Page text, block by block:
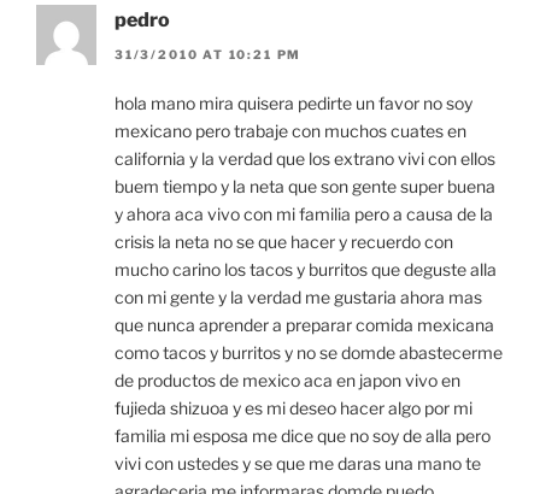
pedro
31/3/2010 AT 10:21 PM
hola mano mira quisera pedirte un favor no soy
mexicano pero trabaje con muchos cuates en
california y la verdad que los extrano vivi con ellos
buem tiempo y la neta que son gente super buena
y ahora aca vivo con mi familia pero a causa de la
crisis la neta no se que hacer y recuerdo con
mucho carino los tacos y burritos que deguste alla
con mi gente y la verdad me gustaria ahora mas
que nunca aprender a preparar comida mexicana
como tacos y burritos y no se domde abastecerme
de productos de mexico aca en japon vivo en
fujieda shizuoa y es mi deseo hacer algo por mi
familia mi esposa me dice que no soy de alla pero
vivi con ustedes y se que me daras una mano te